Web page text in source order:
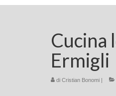
Cucina
Ermigli
di Cristian Bonomi |